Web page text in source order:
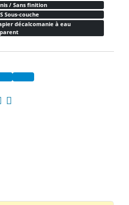
/ Sans finition
Sous-couche
décalcomanie à eau
Tumblr